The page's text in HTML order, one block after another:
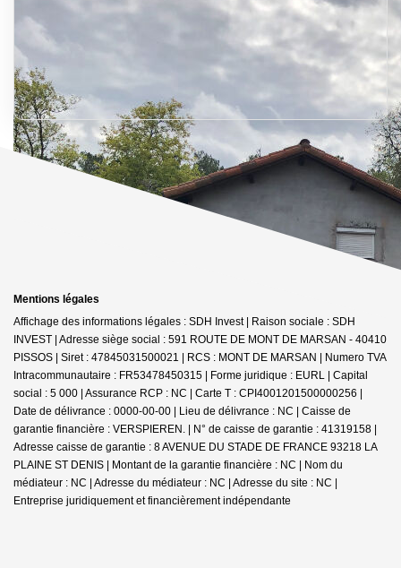
Mentions légales
Affichage des informations légales : SDH Invest | Raison sociale : SDH
INVEST | Adresse siège social : 591 ROUTE DE MONT DE MARSAN - 40410
PISSOS | Siret : 47845031500021 | RCS : MONT DE MARSAN | Numero TVA
Intracommunautaire : FR53478450315 | Forme juridique : EURL | Capital
social : 5 000 | Assurance RCP : NC | Carte T : CPI4001201500000256 |
Date de délivrance : 0000-00-00 | Lieu de délivrance : NC | Caisse de
garantie financière : VERSPIEREN. | N° de caisse de garantie : 41319158 |
Adresse caisse de garantie : 8 AVENUE DU STADE DE FRANCE 93218 LA
PLAINE ST DENIS | Montant de la garantie financière : NC | Nom du
médiateur : NC | Adresse du médiateur : NC | Adresse du site : NC |
Entreprise juridiquement et financièrement indépendante